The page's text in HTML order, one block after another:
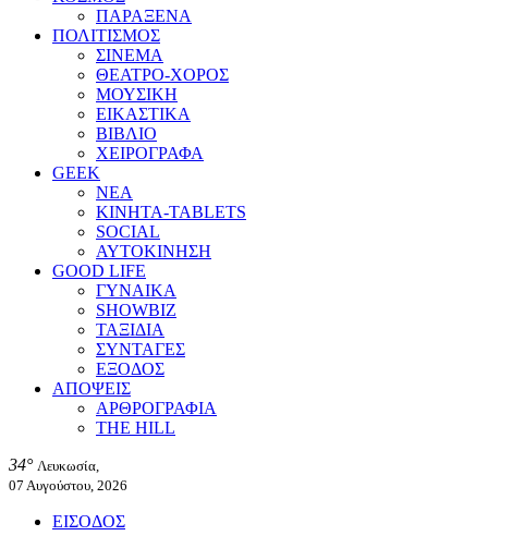
ΠΑΡΑΞΕΝΑ
ΠΟΛΙΤΙΣΜΟΣ
ΣΙΝΕΜΑ
ΘΕΑΤΡΟ-ΧΟΡΟΣ
ΜΟΥΣΙΚΗ
ΕΙΚΑΣΤΙΚΑ
ΒΙΒΛΙΟ
ΧΕΙΡΟΓΡΑΦΑ
GEEK
ΝΕΑ
ΚΙΝΗΤΑ-TABLETS
SOCIAL
ΑΥΤΟΚΙΝΗΣΗ
GOOD LIFE
ΓΥΝΑΙΚΑ
SHOWBIZ
ΤΑΞΙΔΙΑ
ΣΥΝΤΑΓΕΣ
ΕΞΟΔΟΣ
ΑΠΟΨΕΙΣ
ΑΡΘΡΟΓΡΑΦΙΑ
THE HILL
34° Λευκωσία,
07 Αυγούστου, 2026
ΕΙΣΟΔΟΣ